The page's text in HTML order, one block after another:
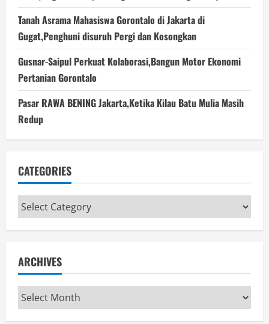
Tanah Asrama Mahasiswa Gorontalo di Jakarta di
Gugat,Penghuni disuruh Pergi dan Kosongkan
Gusnar-Saipul Perkuat Kolaborasi,Bangun Motor Ekonomi
Pertanian Gorontalo
Pasar RAWA BENING Jakarta,Ketika Kilau Batu Mulia Masih
Redup
CATEGORIES
Categories
ARCHIVES
Archives